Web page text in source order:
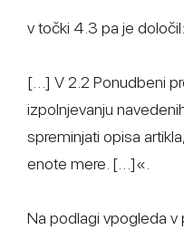
v točki 4.3 pa je določil:
[…] V 2.2 Ponudbeni
izpolnjevanju
spreminjati opisa
enote mere. […]«.
Na podlagi vpogleda v